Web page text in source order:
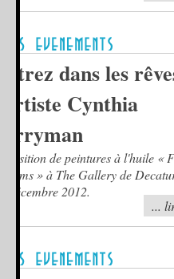
Entrez dans les
l'artiste Cynthia
Perryman
Exposition de peintures à l'huile «
Dreams » à The Gallery de
27 décembre 2012.
...